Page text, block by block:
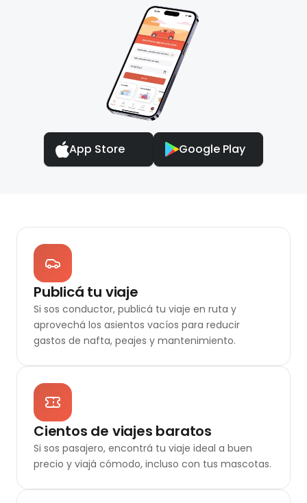
App Store Google Play
Publicá tu viaje
Si sos conductor, publicá tu viaje en ruta y
aprovechá los asientos vacíos para reducir
gastos de nafta, peajes y mantenimiento.
Cientos de viajes baratos
Si sos pasajero, encontrá tu viaje ideal a buen
precio y viajá cómodo, incluso con tus mascotas.